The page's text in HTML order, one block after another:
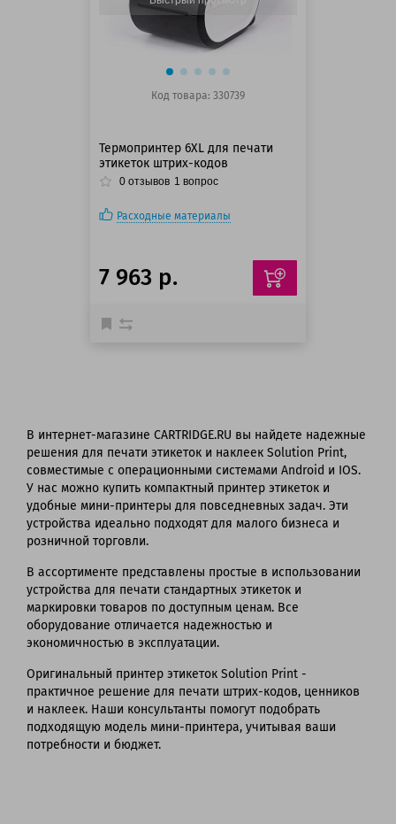
Код товара: 330739
Термопринтер 6XL для печати
этикеток штрих-кодов
0 отзывов 1 вопрос
Расходные материалы
7 963 р.
В интернет-магазине CARTRIDGE.RU вы найдете надежные
решения для печати этикеток и наклеек Solution Print,
совместимые с операционными системами Android и IOS.
У нас можно купить компактный принтер этикеток и
удобные мини-принтеры для повседневных задач. Эти
устройства идеально подходят для малого бизнеса и
розничной торговли.
В ассортименте представлены простые в использовании
устройства для печати стандартных этикеток и
маркировки товаров по доступным ценам. Все
оборудование отличается надежностью и
экономичностью в эксплуатации.
Оригинальный принтер этикеток Solution Print -
практичное решение для печати штрих-кодов, ценников
и наклеек. Наши консультанты помогут подобрать
подходящую модель мини-принтера, учитывая ваши
потребности и бюджет.